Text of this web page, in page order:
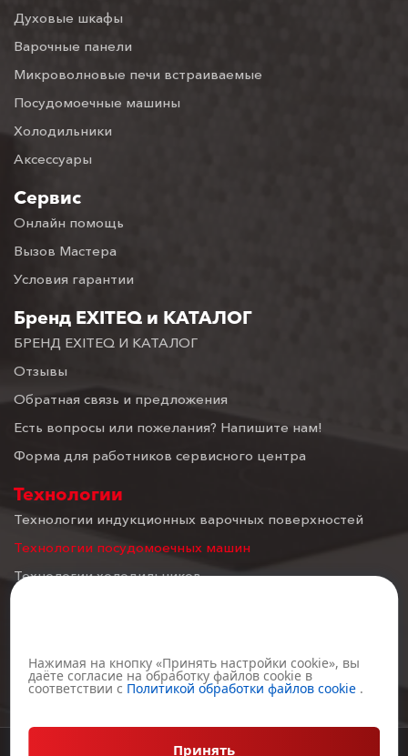
Духовые шкафы
Варочные панели
Микроволновые печи встраиваемые
Посудомоечные машины
Холодильники
Аксессуары
Сервис
Онлайн помощь
Вызов Мастера
Условия гарантии
Бренд EXITEQ и КАТАЛОГ
БРЕНД EXITEQ И КАТАЛОГ
Отзывы
Обратная связь и предложения
Есть вопросы или пожелания? Напишите нам!
Форма для работников сервисного центра
Технологии
Технологии индукционных варочных поверхностей
Технологии посудомоечных машин
Технологии холодильников
Технологии газовых варочных поверхностей
Технологии Микроволновых печей
Нажимая на кнопку «Принять настройки cookie», вы
даёте согласие на обработку файлов cookie в
соответствии с Политикой обработки файлов cookie .
Принять